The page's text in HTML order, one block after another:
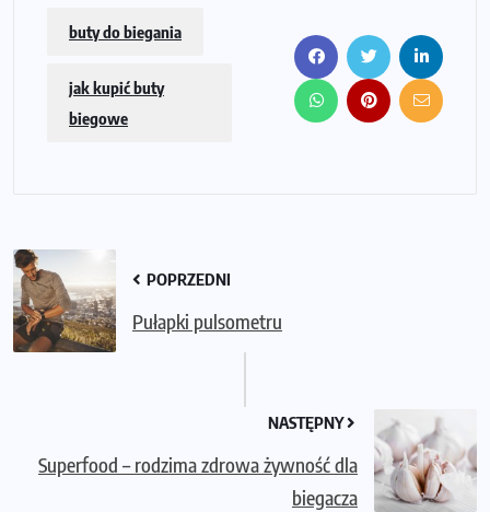
buty do biegania
jak kupić buty
biegowe
POPRZEDNI
Pułapki pulsometru
NASTĘPNY
Superfood – rodzima zdrowa żywność dla
biegacza